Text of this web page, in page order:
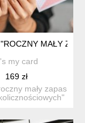
MAŁY
my card
169 zł
mały zapas